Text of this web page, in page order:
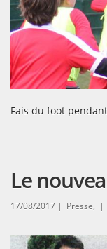
Fais du foot
Le
17/08/2017 | Presse, |